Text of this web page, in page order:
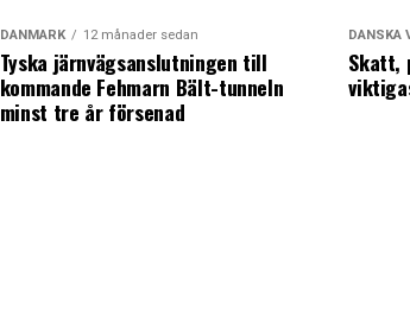
DANMARK 12 månader sedan
Tyska järnvägsanslutningen till
kommande Fehmarn Bält-tunneln
minst tre år försenad
DANSKA
Skatt,